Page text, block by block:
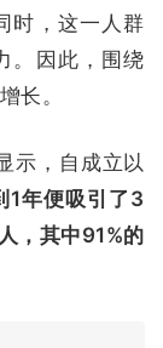
时，这一人群
。因此，围绕
长。
示，自成立以
1年便吸引了3
，其中91%的